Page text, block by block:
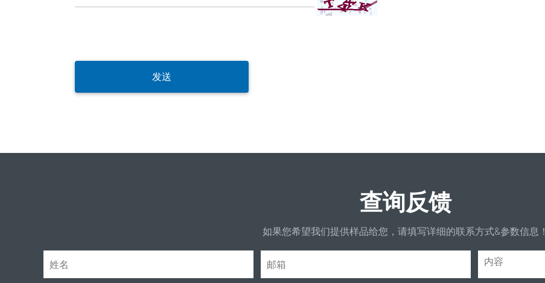
查询反馈
如果您希望我们提供样品给您，请填写详细的联系方式&参数信息！